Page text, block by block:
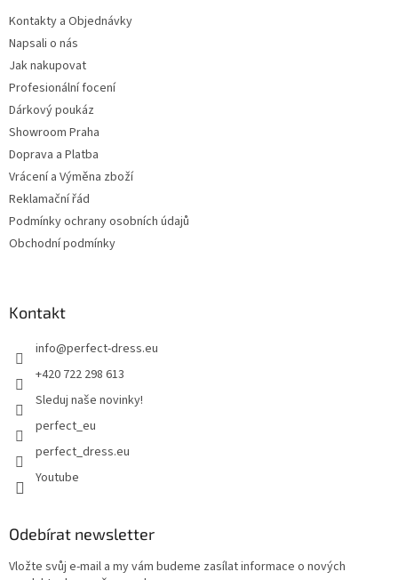
Kontakty a Objednávky
Napsali o nás
Jak nakupovat
Profesionální focení
Dárkový poukáz
Showroom Praha
Doprava a Platba
Vrácení a Výměna zboží
Reklamační řád
Podmínky ochrany osobních údajů
Obchodní podmínky
Kontakt
info@perfect-dress.eu
+420 722 298 613
Sleduj naše novinky!
perfect_eu
perfect_dress.eu
Youtube
Odebírat newsletter
Vložte svůj e-mail a my vám budeme zasílat informace o nových